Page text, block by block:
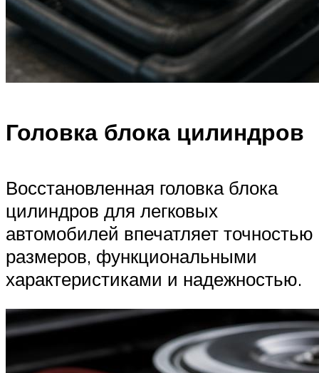
Головка блока цилиндров
Восстановленная головка блока
цилиндров для легковых
автомобилей впечатляет точностью
размеров, функциональными
характеристиками и надежностью.